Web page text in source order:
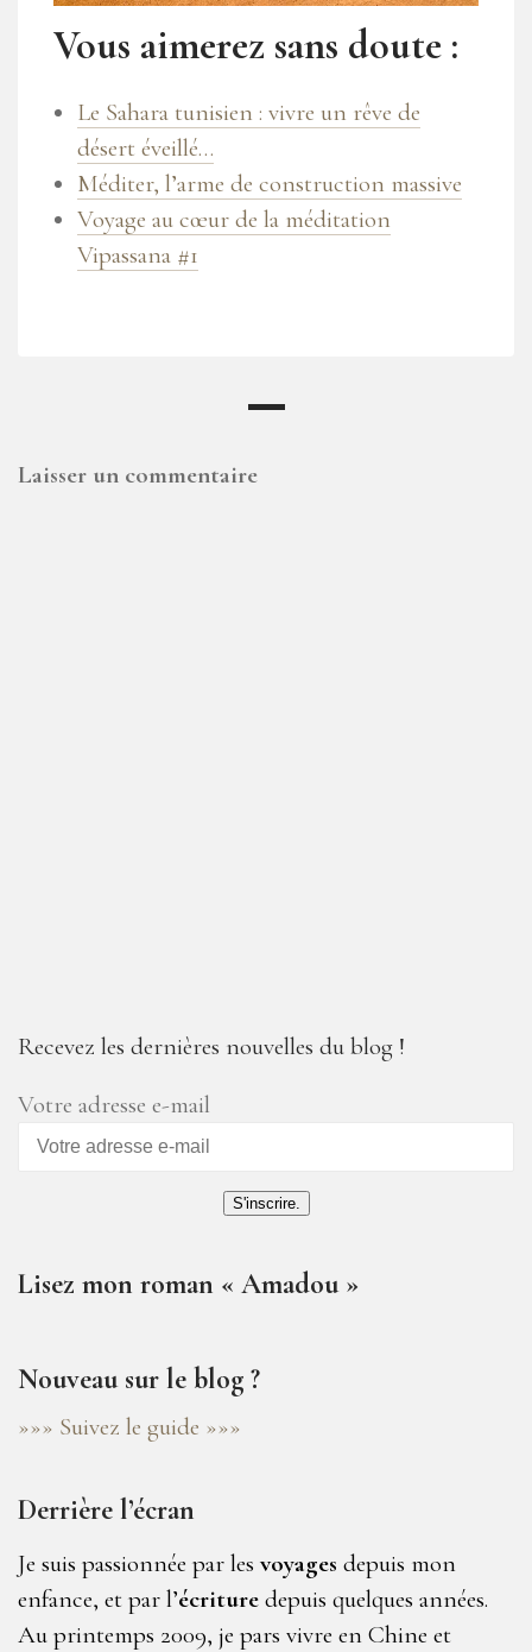
Vous aimerez sans doute :
Le Sahara tunisien : vivre un rêve de
désert éveillé…
Méditer, l’arme de construction massive
Voyage au cœur de la méditation
Vipassana #1
Laisser un commentaire
Recevez les dernières nouvelles du blog !
Votre adresse e-mail
S'inscrire.
Lisez mon roman « Amadou »
Nouveau sur le blog ?
»»» Suivez le guide »»»
Derrière l’écran
Je suis passionnée par les voyages depuis mon
enfance, et par l’écriture depuis quelques années.
Au printemps 2009, je pars vivre en Chine et